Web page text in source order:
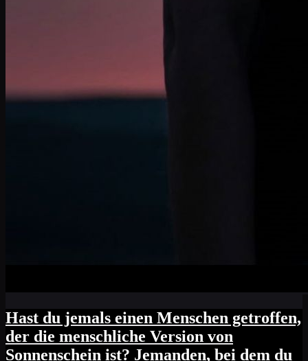
Hast du jemals einen Menschen getroffen,
der die menschliche Version von
Sonnenschein ist? Jemanden, bei dem du